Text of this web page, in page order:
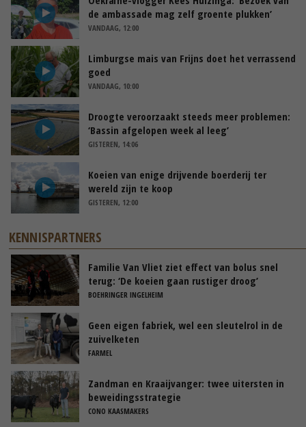
de ambassade mag zelf groente plukken’
VANDAAG, 12:00
Limburgse mais van Frijns doet het verrassend
goed
VANDAAG, 10:00
Droogte veroorzaakt steeds meer problemen:
‘Bassin afgelopen week al leeg’
GISTEREN, 14:06
Koeien van enige drijvende boerderij ter
wereld zijn te koop
GISTEREN, 12:00
KENNISPARTNERS
Familie Van Vliet ziet effect van bolus snel
terug: ‘De koeien gaan rustiger droog’
BOEHRINGER INGELHEIM
Geen eigen fabriek, wel een sleutelrol in de
zuivelketen
FARMEL
Zandman en Kraaijvanger: twee uitersten in
beweidingsstrategie
CONO KAASMAKERS